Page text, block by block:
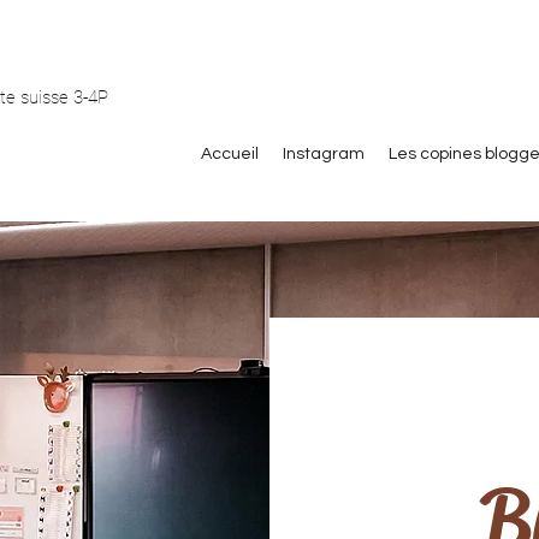
suisse 3-4P
Accueil Instagram Les copines